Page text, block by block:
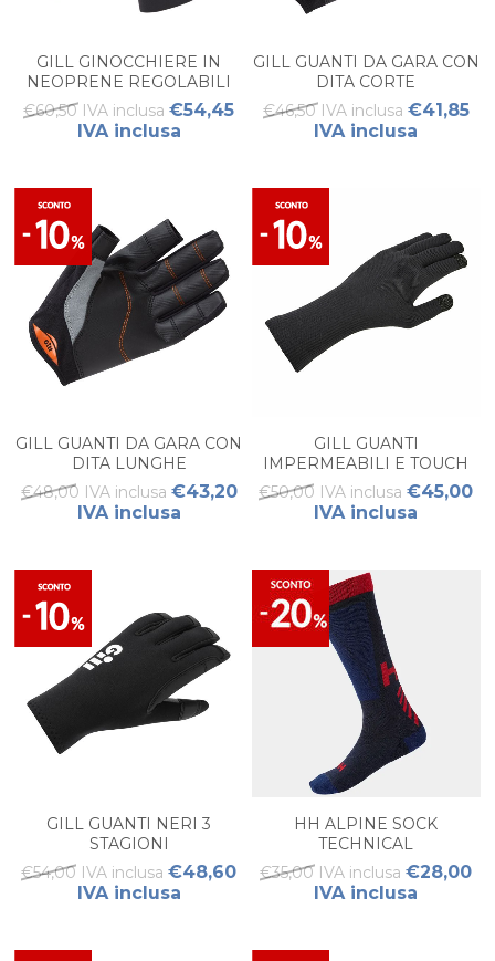
GILL GINOCCHIERE IN
NEOPRENE REGOLABILI
ADULTO
€60,50 IVA inclusa €54,45
IVA inclusa
GILL GUANTI DA GARA CON
DITA CORTE
€46,50 IVA inclusa €41,85
IVA inclusa
GILL GUANTI DA GARA CON
DITA LUNGHE
€48,00 IVA inclusa €43,20
IVA inclusa
GILL GUANTI
IMPERMEABILI E TOUCH
SCREE
€50,00 IVA inclusa €45,00
IVA inclusa
GILL GUANTI NERI 3
STAGIONI
€54,00 IVA inclusa €48,60
IVA inclusa
HH ALPINE SOCK
TECHNICAL
€35,00 IVA inclusa €28,00
IVA inclusa